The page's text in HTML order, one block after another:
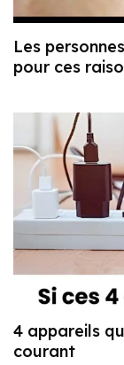
Les
pour ces
4 appareils
courant